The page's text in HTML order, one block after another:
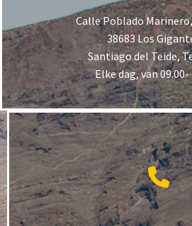
Calle Poblado
38683 Los
Santiago del Teide,
Elke dag, van 09.00-